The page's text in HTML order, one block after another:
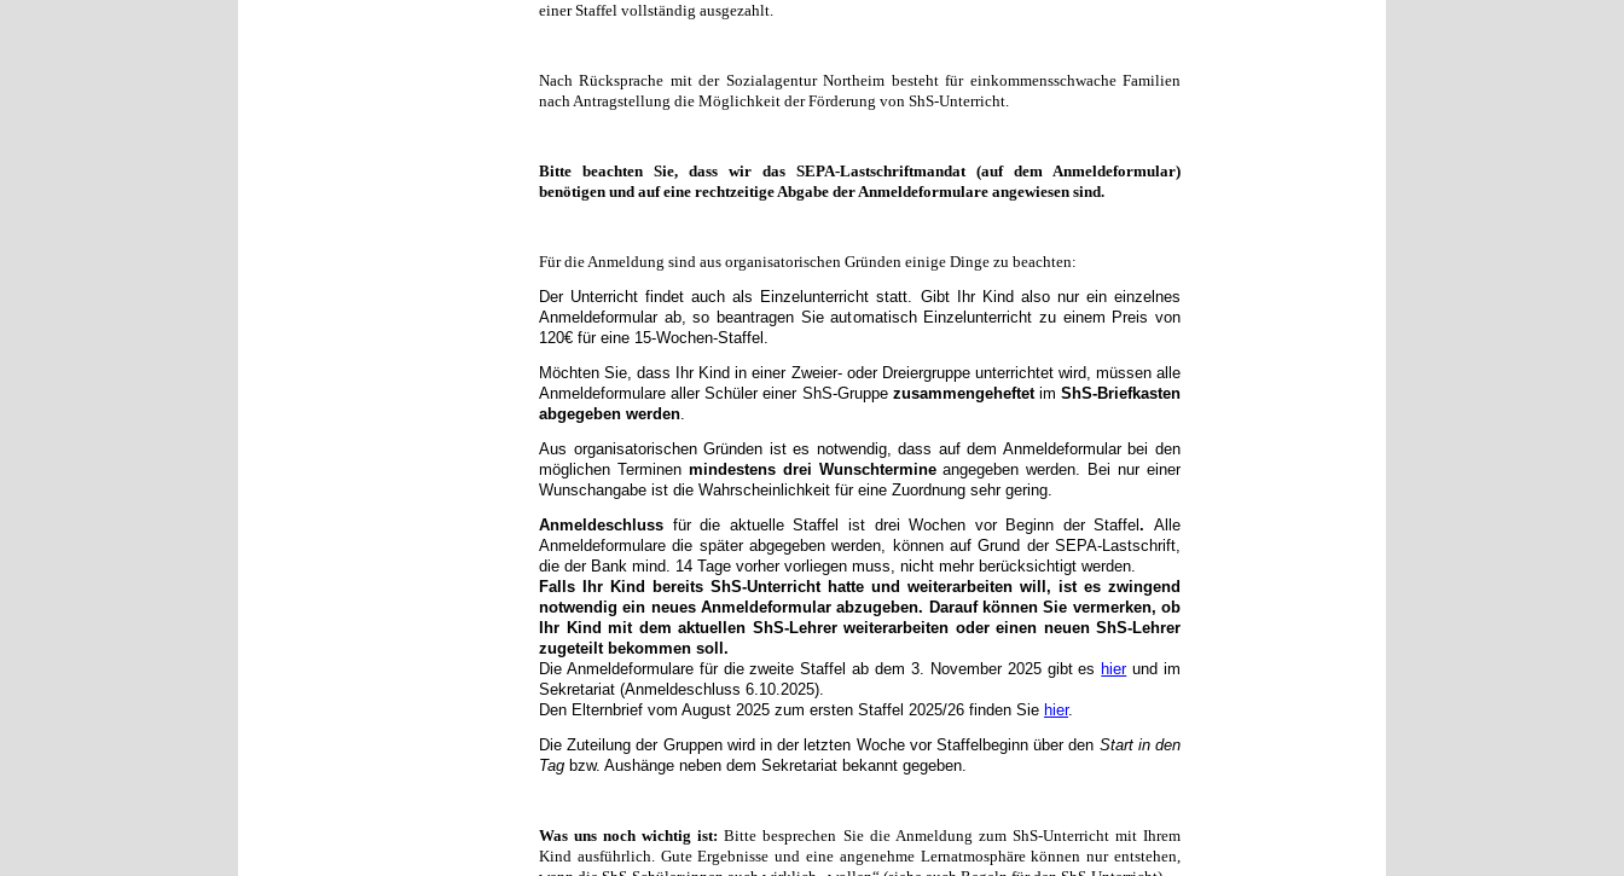
einer Staffel vollständig ausgezahlt.
Nach Rücksprache mit der Sozialagentur Northeim besteht für einkommensschwache Familien
nach Antragstellung die Möglichkeit der Förderung von ShS-Unterricht.
Bitte beachten Sie, dass wir das SEPA-Lastschriftmandat (auf dem Anmeldeformular)
benötigen und auf eine rechtzeitige Abgabe der Anmeldeformulare angewiesen sind.
Für die Anmeldung sind aus organisatorischen Gründen einige Dinge zu beachten:
Der Unterricht findet auch als Einzelunterricht statt. Gibt Ihr Kind also nur ein einzelnes
Anmeldeformular ab, so beantragen Sie automatisch Einzelunterricht zu einem Preis von
120€ für eine 15-Wochen-Staffel.
Möchten Sie, dass Ihr Kind in einer Zweier- oder Dreiergruppe unterrichtet wird, müssen alle
Anmeldeformulare aller Schüler einer ShS-Gruppe zusammengeheftet imShS-Briefkasten
abgegeben werden.
Aus organisatorischen Gründen ist es notwendig, dass auf dem Anmeldeformular bei den
möglichen Terminen mindestens drei Wunschtermineangegeben werden. Bei nur einer
Wunschangabe ist die Wahrscheinlichkeit für eine Zuordnung sehr gering.
Anmeldeschluss für die aktuelle Staffel ist drei Wochen vor Beginn der Staffel.Alle
Anmeldeformulare die später abgegeben werden, können auf Grund der SEPA-Lastschrift,
die der Bank mind. 14 Tage vorher vorliegen muss, nicht mehr berücksichtigt werden.
Falls Ihr Kind bereits ShS-Unterricht hatte und weiterarbeiten will, ist es zwingend
notwendig ein neues Anmeldeformular abzugeben. Darauf können Sie vermerken, ob
Ihr Kind mit dem aktuellen ShS-Lehrer weiterarbeiten oder einen neuen ShS-Lehrer
zugeteilt bekommen soll.
Die Anmeldeformulare für die zweite Staffel ab dem 3. November 2025 gibt es hierund im
Sekretariat (Anmeldeschluss 6.10.2025).
Den Elternbrief vom August 2025 zum ersten Staffel 2025/26 finden Sie hier.
Die Zuteilung der Gruppen wird in der letzten Woche vor Staffelbeginn über den Start in den
Tag bzw. Aushänge neben dem Sekretariat bekannt gegeben.
Was uns noch wichtig ist:Bitte besprechen Sie die Anmeldung zum ShS-Unterricht mit Ihrem
Kind ausführlich. Gute Ergebnisse und eine angenehme Lernatmosphäre können nur entstehen,